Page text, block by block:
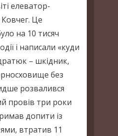
елеватор-
Це
на 10 тисяч
і написали «куди
– шкідник,
без
розвалився
провів три роки
допити із
втратив 11